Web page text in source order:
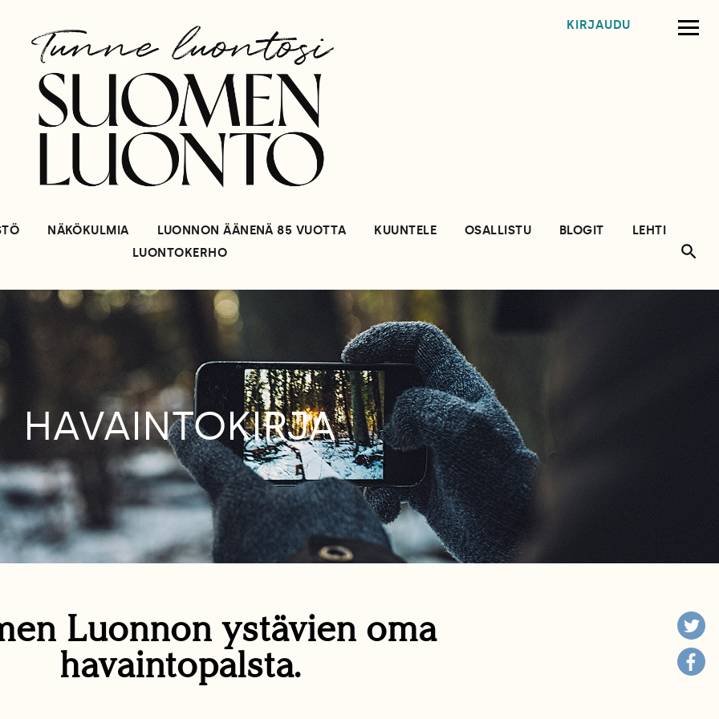
KIRJAUDU
NÄKÖKULMIA LUONNON ÄÄNENÄ 85 VUOTTA KUUNTELE OSALLISTU BLOGIT
LEHTI
LUONTOKERHO
HAVAINTOKIRJA
Luonnon ystävien oma
havaintopalsta.